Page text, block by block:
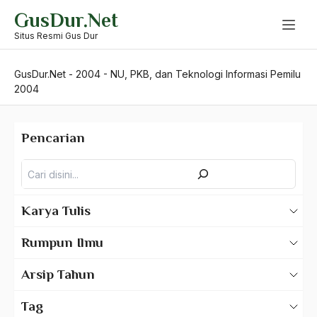
content
GusDur.Net
Situs Resmi Gus Dur
GusDur.Net - 2004 - NU, PKB, dan Teknologi Informasi Pemilu
2004
Pencarian
Karya Tulis
Rumpun Ilmu
Arsip Tahun
Tag